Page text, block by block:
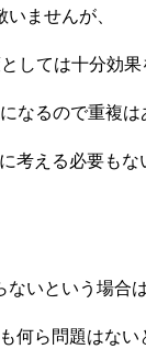
ませんが、
しては十分効果
なるので重複は
考える必要も
ないという場合
何ら問題はない